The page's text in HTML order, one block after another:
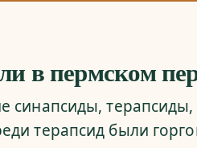
в пермском
синапсиды,
терапсид были